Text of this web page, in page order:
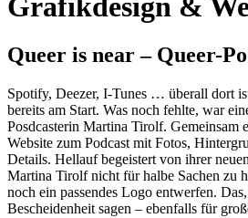
Queer is near – Queer-
Spotify, Deezer, I-Tunes … überall dort
bereits am Start. Was noch fehlte, war
Posdcasterin Martina Tirolf. Gemeinsam
Website zum Podcast mit Fotos,
Details. Hellauf begeistert von ihrer
Martina Tirolf nicht für halbe Sachen zu
noch ein passendes Logo entwerfen.
Bescheidenheit sagen – ebenfalls für